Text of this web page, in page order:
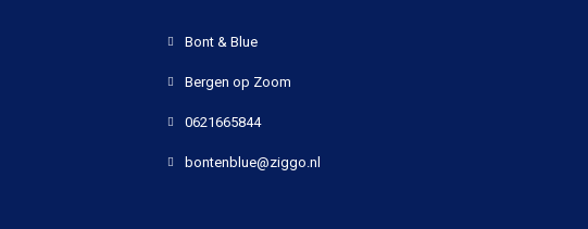
Bont & Blue
Bergen op Zoom
0621665844
bontenblue@ziggo.nl